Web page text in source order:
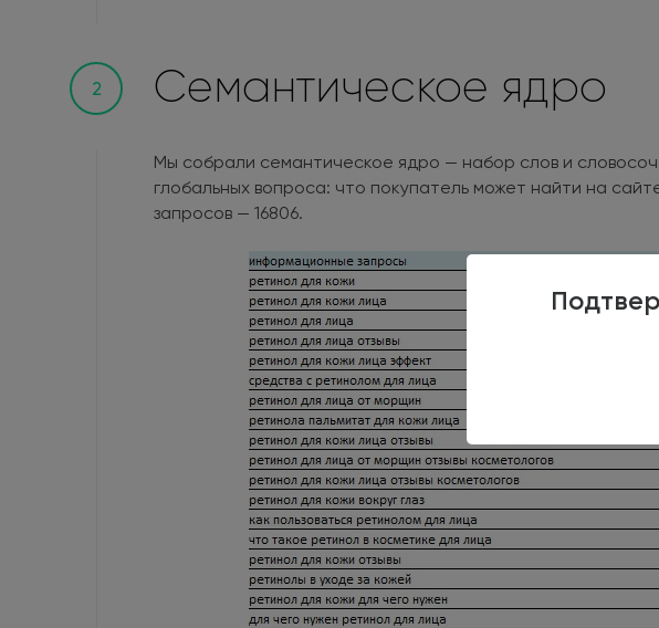
2 Семантическое ядро
Мы собрали семантическое ядро — набор слов и
глобальных вопроса: что покупатель может найти на
запросов — 16806.